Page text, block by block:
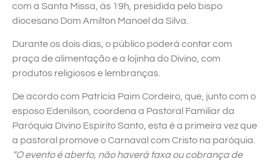
com a Santa Missa, às 19h, presidida pelo bispo
diocesano Dom Amilton Manoel da Silva.
Durante os dois dias, o público poderá contar com
praça de alimentação e a lojinha do Divino, com
produtos religiosos e lembranças.
De acordo com Patrícia Paim Cordeiro, que, junto com o
esposo Edenilson, coordena a Pastoral Familiar da
Paróquia Divino Espírito Santo, esta é a primeira vez que
a pastoral promove o Carnaval com Cristo na paróquia.
“O evento é aberto, não haverá taxa ou cobrança de